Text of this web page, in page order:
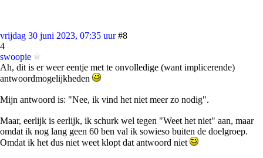
vrijdag 30 juni 2023, 07:35 uur #8
4
swoopie
Ah, dit is er weer eentje met te onvolledige (want implicerende)
antwoordmogelijkheden
Mijn antwoord is: "Nee, ik vind het niet meer zo nodig".
Maar, eerlijk is eerlijk, ik schurk wel tegen "Weet het niet" aan, maar
omdat ik nog lang geen 60 ben val ik sowieso buiten de doelgroep.
Omdat ik het dus niet weet klopt dat antwoord niet